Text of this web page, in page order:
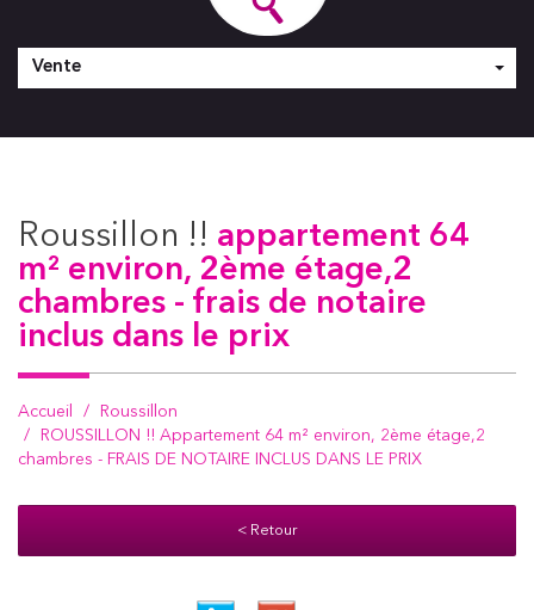
Vente
roussillon !! appartement 64
m² environ, 2ème étage,2
chambres - frais de notaire
inclus dans le prix
Accueil
Roussillon
ROUSSILLON !! Appartement 64 m² environ, 2ème étage,2
chambres - FRAIS DE NOTAIRE INCLUS DANS LE PRIX
< Retour